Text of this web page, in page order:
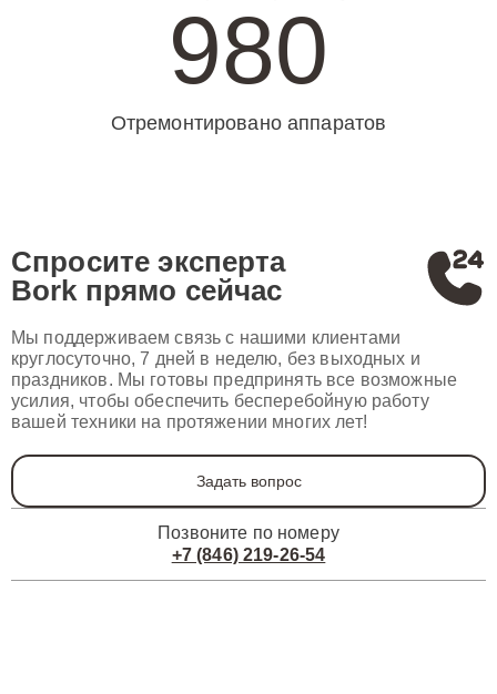
980
Отремонтировано аппаратов
Спросите эксперта
Bork прямо сейчас
Мы поддерживаем связь с нашими клиентами
круглосуточно, 7 дней в неделю, без выходных и
праздников. Мы готовы предпринять все возможные
усилия, чтобы обеспечить бесперебойную работу
вашей техники на протяжении многих лет!
Задать вопрос
Позвоните по номеру
+7 (846) 219-26-54